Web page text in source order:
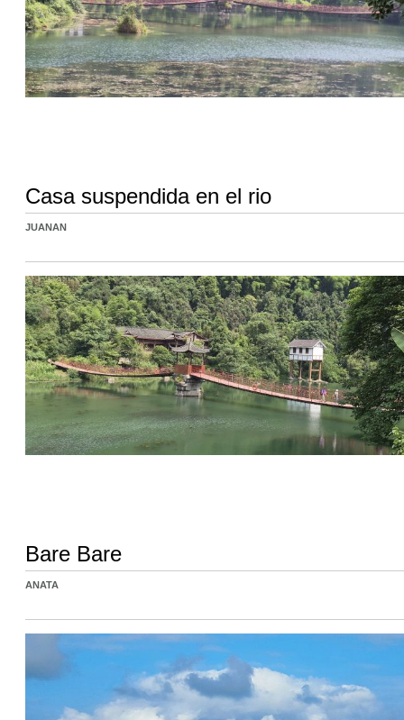
Casa suspendida en el rio
JUANAN
Bare Bare
ANATA